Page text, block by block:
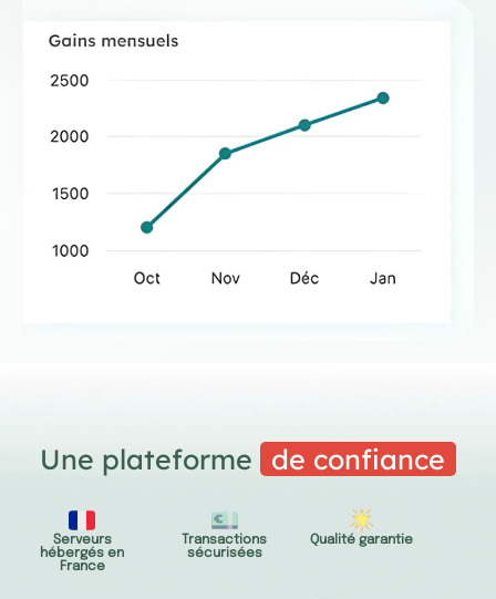
Une plateforme de confiance
Serveurs
hébergés en
France
Transactions
sécurisées
Qualité garantie